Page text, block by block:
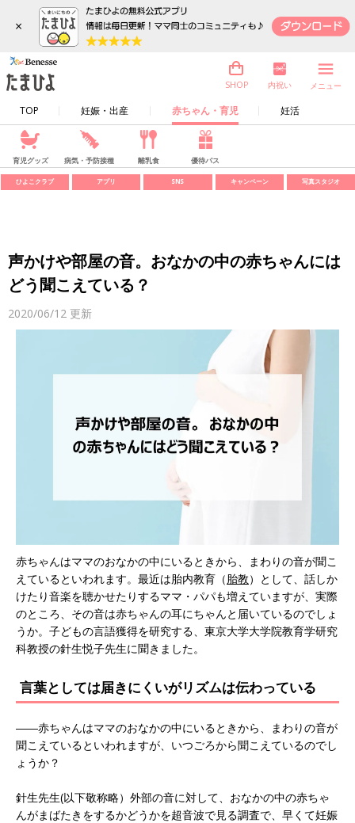
×
TOP 妊娠・出産 赤ちゃん・育児 妊活
SHOP 内祝い メニュー
育児グッズ 病気・予防接種 離乳食 優待パス
ひよこクラブ アプリ SNS キャンペーン 写真スタジオ
声かけや部屋の音。おなかの中の赤ちゃんには
どう聞こえている？
2020/06/12 更新
赤ちゃんはママのおなかの中にいるときから、まわりの音が聞こ
えているといわれます。最近は胎内教育（胎教）として、話しか
けたり音楽を聴かせたりするママ・パパも増えていますが、実際
のところ、その音は赤ちゃんの耳にちゃんと届いているのでしょ
うか。子どもの言語獲得を研究する、東京大学大学院教育学研究
科教授の針生悦子先生に聞きました。
言葉としては届きにくいがリズムは伝わっている
――赤ちゃんはママのおなかの中にいるときから、まわりの音が
聞こえているといわれますが、いつごろから聞こえているのでし
ょうか？
針生先生(以下敬称略）外部の音に対して、おなかの中の赤ちゃ
んがまばたきをするかどうかを超音波で見る調査で、早くて妊娠